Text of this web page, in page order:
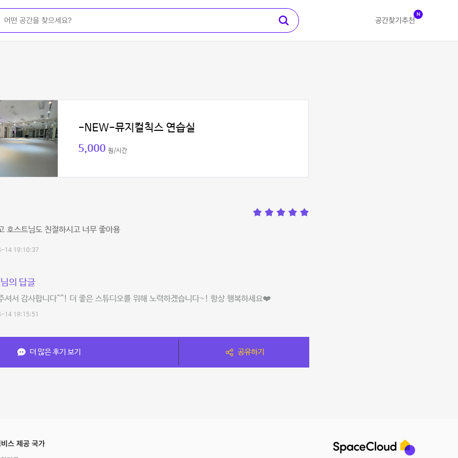
공간찾기 추천
N
-NEW-뮤지컬칙스 연습실
5,000 원/시간
호스트님도 친절하시고 너무 좋아용
14 19:10:37
의 답글
셔서 감사합니다^^! 더 좋은 스튜디오를 위해 노력하겠습니다~! 항상 행복하세요❤️
14 19:15:51
더 많은 후기 보기 공유하기
스 제공 국가